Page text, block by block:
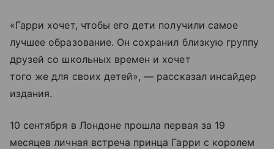
«Гарри хочет, чтобы его дети получили самое
лучшее образование. Он сохранил близкую группу
друзей со школьных времен и хочет
того же для своих детей», — рассказал инсайдер
издания.
10 сентября в Лондоне прошла первая за 19
месяцев личная встреча принца Гарри с королем